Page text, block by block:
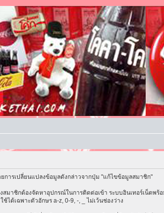
การเปลี่ยนแปลงข้อมูลดังกล่าวจากปุ่ม "แก้ไขข้อมูลสมาชิก"
าชิกต้องจัดหาอุปกรณ์ในการติดต่อเข้า ระบบอินเทอร์เน็ตพ
ได้เฉพาะตัวอักษร a-z, 0-9, -, _ ไม่เว้นช่องว่าง